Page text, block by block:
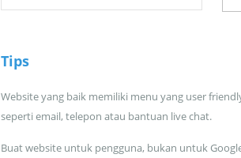
Tips
Website yang baik memiliki menu yang user
seperti email, telepon atau bantuan live chat.
Buat website untuk pengguna, bukan untuk